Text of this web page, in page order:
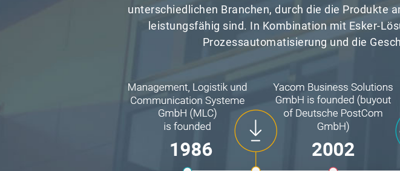
unterschiedlichen Branchen, durch die die Produkte
leistungsfähig sind. In Kombination mit Esker-
Prozessautomatisierung und die